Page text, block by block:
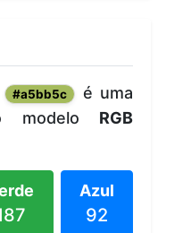
#a5bb5c
é uma
modelo RGB
Azul
92